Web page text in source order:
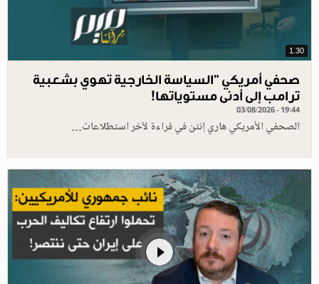
1.30
صحفي أمريكي "السياسة الخارجية تهوي بشعبية
ترامب إلى أدنى مستوياتها!
03/08/2026 - 19:44
الصحفي الأمريكي هاري إنتن في قراءة لآخر استطلاعات…